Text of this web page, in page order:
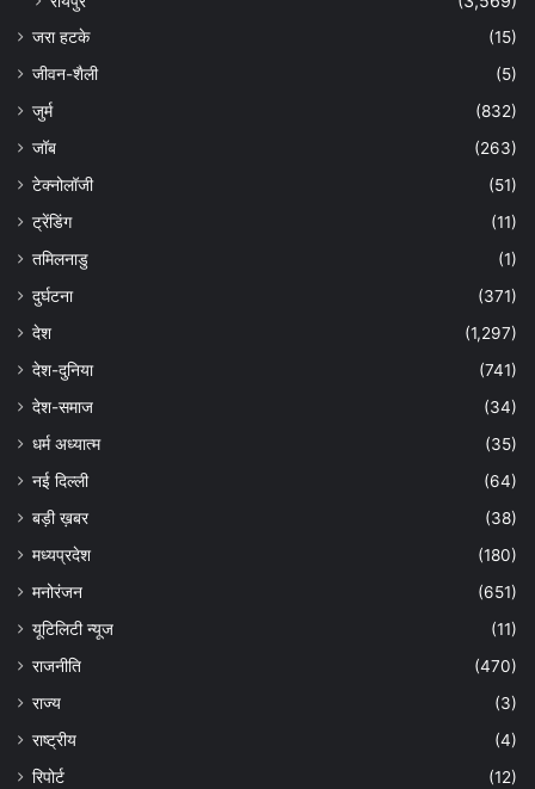
जरा हटके
(15)
जीवन-शैली
(5)
जुर्म
(832)
जॉब
(263)
टेक्नोलॉजी
(51)
ट्रेंडिंग
(11)
तमिलनाडु
(1)
दुर्घटना
(371)
देश
(1,297)
देश-दुनिया
(741)
देश-समाज
(34)
धर्म अध्यात्म
(35)
नई दिल्ली
(64)
बड़ी ख़बर
(38)
मध्यप्रदेश
(180)
मनोरंजन
(651)
यूटिलिटी न्यूज
(11)
राजनीति
(470)
राज्य
(3)
राष्ट्रीय
(4)
रिपोर्ट
(12)